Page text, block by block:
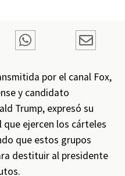
por el canal Fox,
y candidato
Trump, expresó su
ejercen los cárteles
que estos grupos
destituir al presidente